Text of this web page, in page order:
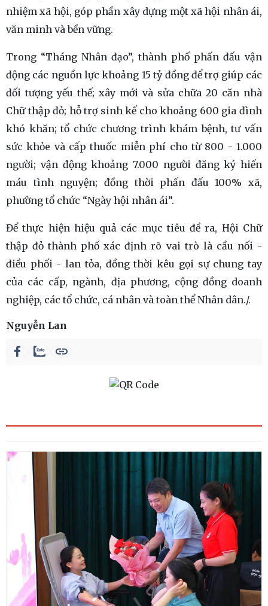
nhiệm xã hội, góp phần xây dựng một xã hội nhân ái,
văn minh và bền vững.
Trong “Tháng Nhân đạo”, thành phố phấn đấu vận
động các nguồn lực khoảng 15 tỷ đồng để trợ giúp các
đối tượng yếu thế; xây mới và sửa chữa 20 căn nhà
Chữ thập đỏ; hỗ trợ sinh kế cho khoảng 600 gia đình
khó khăn; tổ chức chương trình khám bệnh, tư vấn
sức khỏe và cấp thuốc miễn phí cho từ 800 - 1.000
người; vận động khoảng 7.000 người đăng ký hiến
máu tình nguyện; đồng thời phấn đấu 100% xã,
phường tổ chức “Ngày hội nhân ái”.
Để thực hiện hiệu quả các mục tiêu đề ra, Hội Chữ
thập đỏ thành phố xác định rõ vai trò là cầu nối -
điều phối - lan tỏa, đồng thời kêu gọi sự chung tay
của các cấp, ngành, địa phương, cộng đồng doanh
nghiệp, các tổ chức, cá nhân và toàn thể Nhân dân./.
Nguyễn Lan